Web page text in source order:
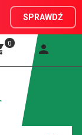
SPRAWDŹ
0